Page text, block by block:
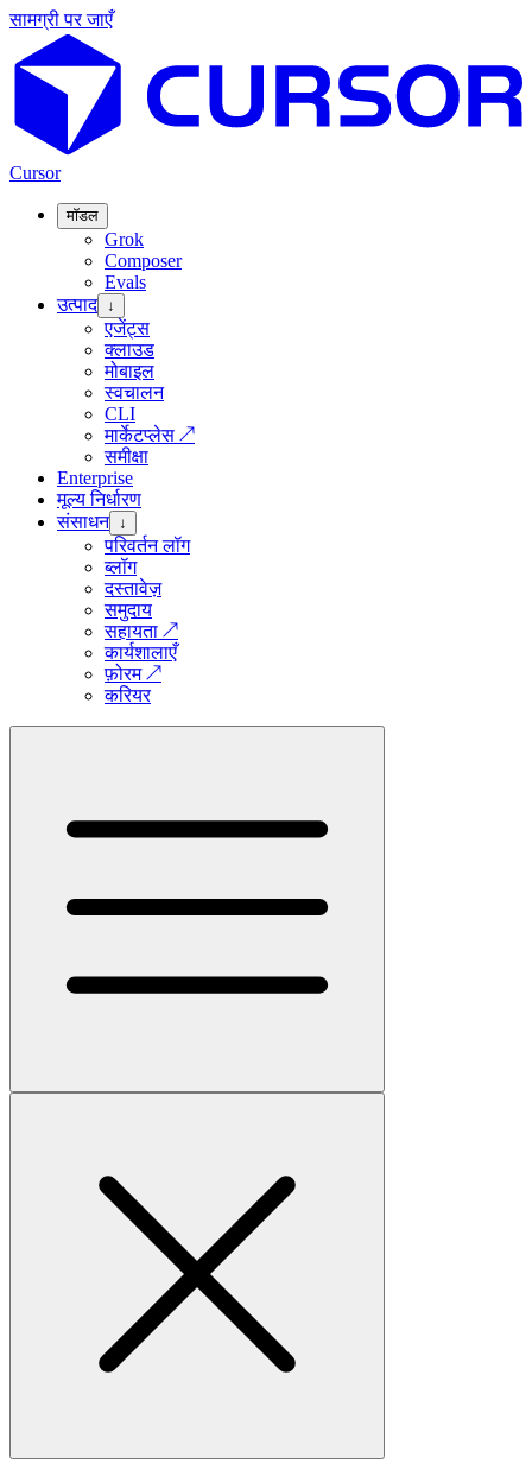
सामग्री पर जाएँ
Cursor
मॉडल
Grok
Composer
Evals
उत्पाद ↓
एजेंट्स
क्लाउड
मोबाइल
स्वचालन
CLI
मार्केटप्लेस ↗
समीक्षा
Enterprise
मूल्य निर्धारण
संसाधन ↓
परिवर्तन लॉग
ब्लॉग
दस्तावेज़
समुदाय
सहायता ↗
कार्यशालाएँ
फ़ोरम↗
करियर